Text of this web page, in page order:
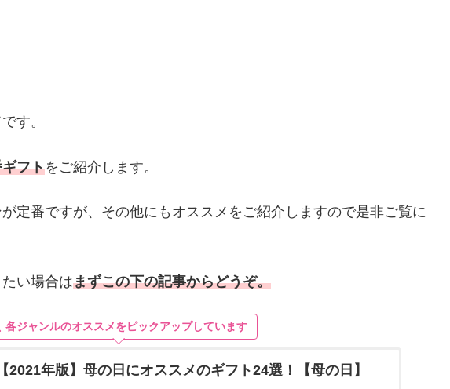
す。
フトをご紹介します。
定番ですが、その他にもオススメをご紹介しますので是非ご覧に
い場合はまずこの下の記事からどうぞ。
各ジャンルのオススメをピックアップしています
【2021年版】母の日にオススメのギフト24選！【母の日】